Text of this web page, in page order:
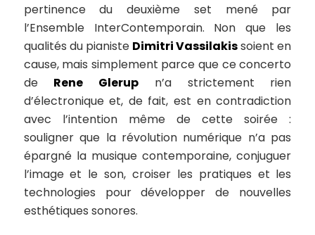
pertinence du deuxième set mené par
l’Ensemble InterContemporain. Non que les
qualités du pianiste Dimitri Vassilakissoient en
cause, mais simplement parce que ceconcerto
de Rene Glerup n’a strictement rien
d’électronique et, de fait, est en contradiction
avec l’intention même de cette soirée :
souligner que la révolution numérique n’a pas
épargné la musique contemporaine, conjuguer
l’image et le son, croiser les pratiques et les
technologies pour développer de nouvelles
esthétiques sonores.